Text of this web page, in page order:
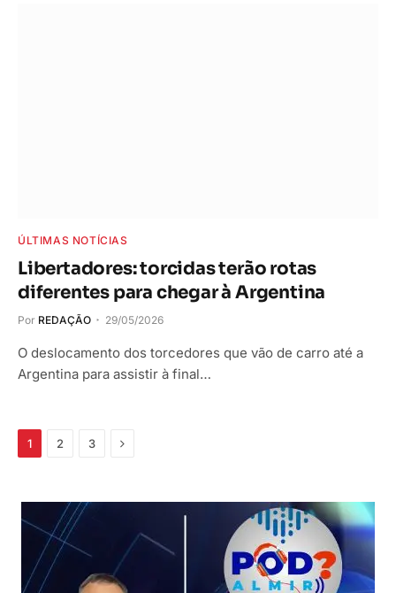
ÚLTIMAS NOTÍCIAS
Libertadores: torcidas terão rotas
diferentes para chegar à Argentina
Por REDAÇÃO 29/05/2026
O deslocamento dos torcedores que vão de carro até a
Argentina para assistir à final…
1 2 3 Próximo